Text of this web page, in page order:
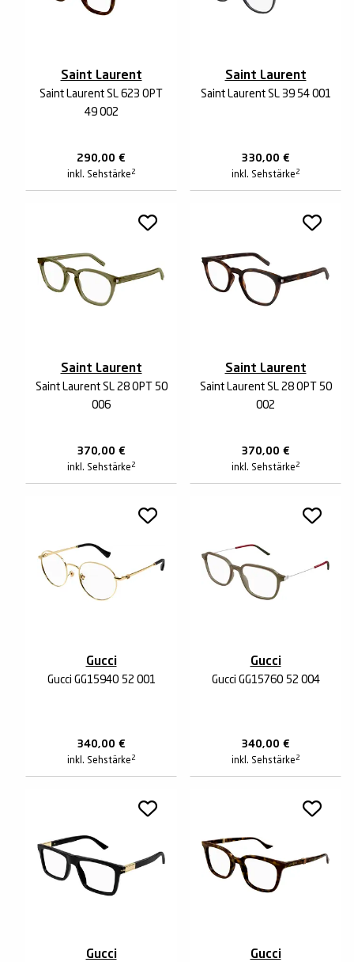
Saint Laurent
Saint Laurent SL 623 OPT
49 002
290,00 €
inkl. Sehstärke 2
Saint Laurent
Saint Laurent SL 39 54 001
330,00 €
inkl. Sehstärke 2
Saint Laurent
Saint Laurent SL 28 OPT 50
006
370,00 €
inkl. Sehstärke 2
Saint Laurent
Saint Laurent SL 28 OPT 50
002
370,00 €
inkl. Sehstärke 2
Gucci
Gucci GG1594O 52 001
340,00 €
inkl. Sehstärke 2
Gucci
Gucci GG1576O 52 004
340,00 €
inkl. Sehstärke 2
Gucci Gucci